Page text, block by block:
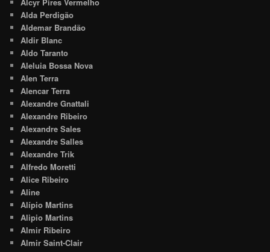
Alda Perdigão
Aldemar Brandão
Aldir Blanc
Aldo Taranto
Aleluia Bossa Nova
Alen Terra
Alencar Terra
Alexandre Gnattali
Alexandre Ribeiro
Alexandre Sales
Alexandre Salles
Alexandre Trik
Alfredo Moretti
Alice Ribeiro
Aline
Alípio Martins
Alipio Martins
Almir Ribeiro
Almir Saint-Clair